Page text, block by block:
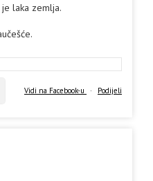
je laka zemlja.
Vidi na Facebook-u · Podijeli